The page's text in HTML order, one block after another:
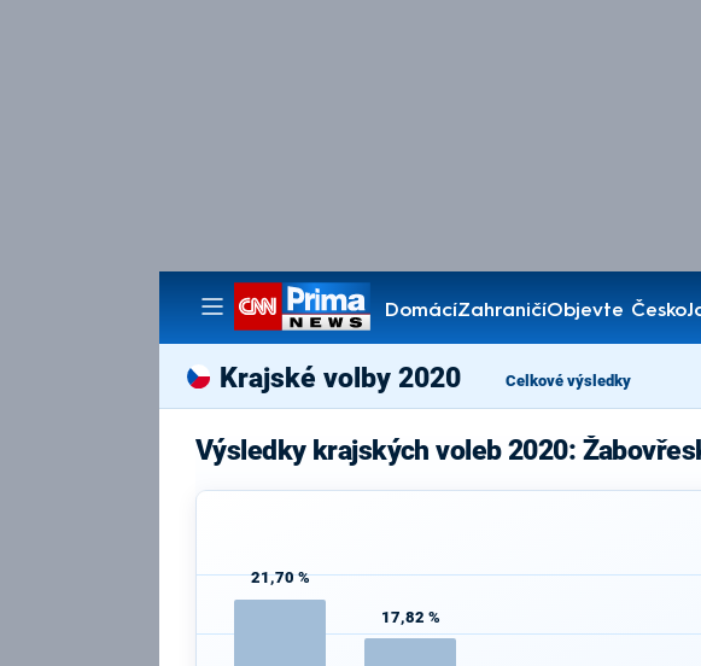
DomácíZahraničíObjevte Česko
Pořady
Krajské volby 2020 Celkové výsledky
Výsledky krajských voleb 2020:
21,70 %
17,82 %